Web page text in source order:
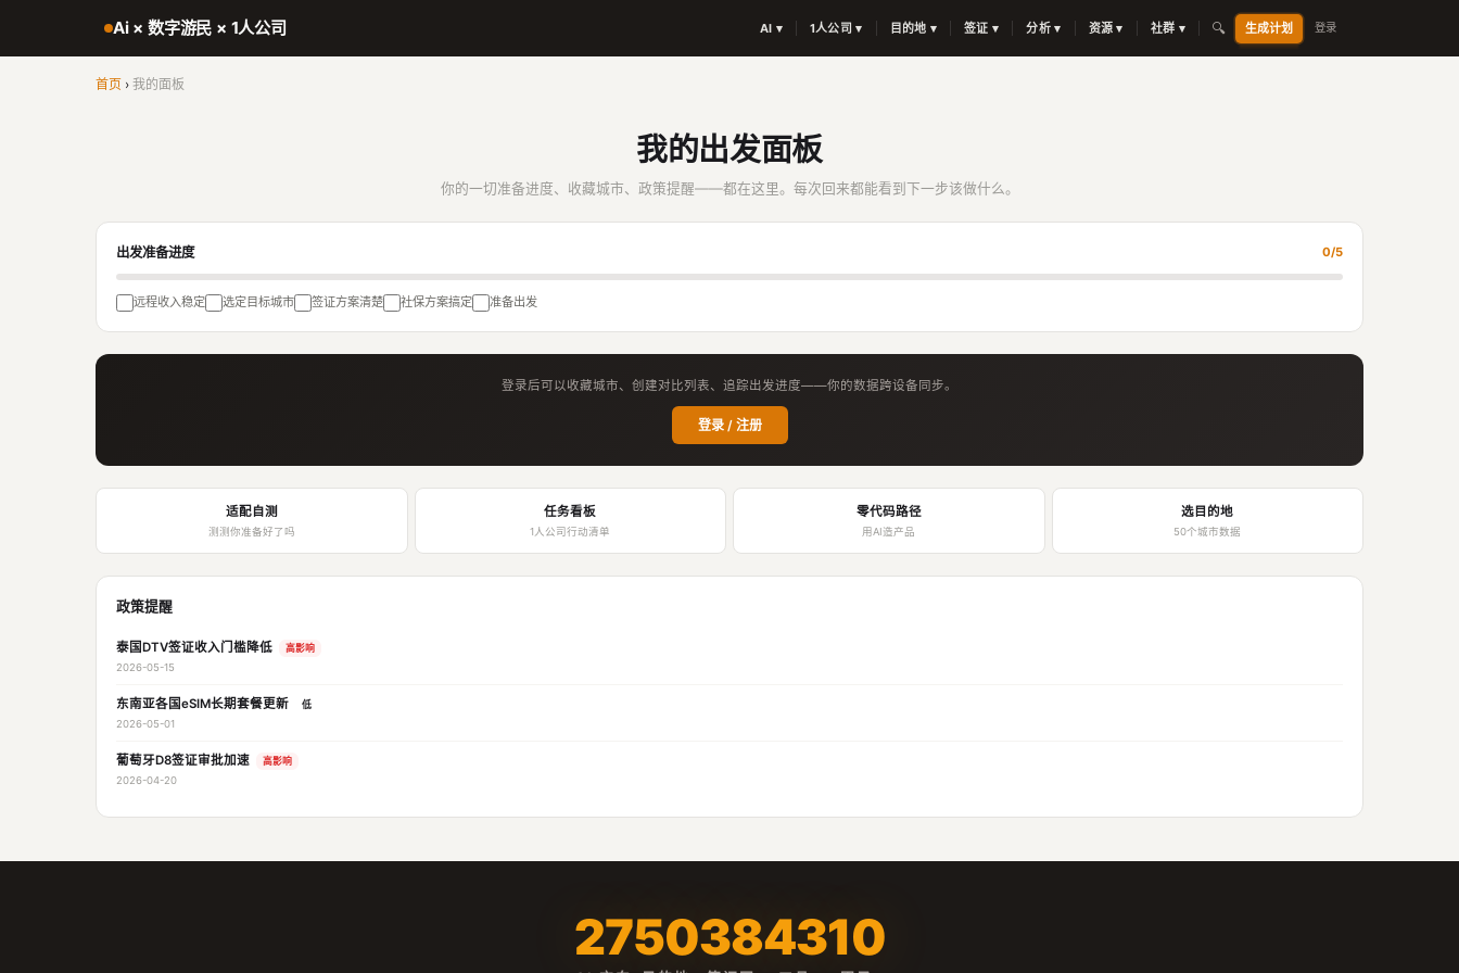
Ai × 数字游民 × 1人公司 AI ▾ 1人公司 ▾ 目的地 ▾ 签证 ▾ 分析 ▾ 资源 ▾ 社群 ▾ 🔍 生成计划 登录
首页 › 我的面板
我的出发面板
你的一切准备进度、收藏城市、政策提醒——都在这里。每次回来都能看到下一步该做什么。
出发准备进度 0/5
远程收入稳定 选定目标城市 签证方案清楚 社保方案搞定 准备出发
登录后可以收藏城市、创建对比列表、追踪出发进度——你的数据跨设备同步。
登录 / 注册
适配自测
测测你准备好了吗
任务看板
1人公司行动清单
零代码路径
用AI造产品
选目的地
50个城市数据
政策提醒
泰国DTV签证收入门槛降低
高影响
2026-05-15
东南亚各国eSIM长期套餐更新
低
2026-05-01
葡萄牙D8签证审批加速
高影响
2026-04-20
2750384310